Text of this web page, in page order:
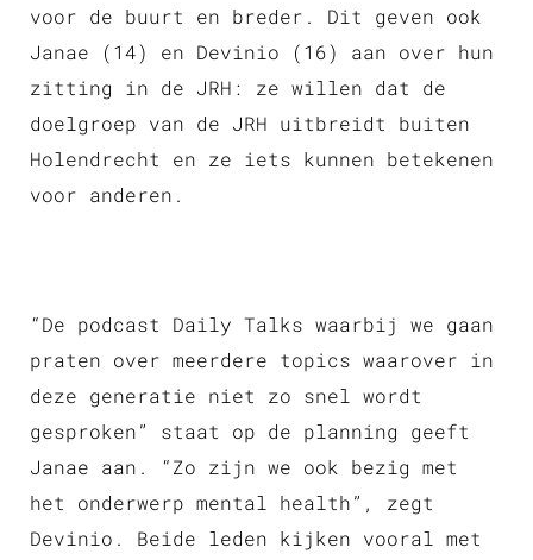
voor de buurt en breder. Dit geven ook
Janae (14) en Devinio (16) aan over hun
zitting in de JRH: ze willen dat de
doelgroep van de JRH uitbreidt buiten
Holendrecht en ze iets kunnen betekenen
voor anderen.
“De podcast Daily Talks waarbij we gaan
praten over meerdere topics waarover in
deze generatie niet zo snel wordt
gesproken” staat op de planning geeft
Janae aan. “Zo zijn we ook bezig met
het onderwerp mental health”, zegt
Devinio. Beide leden kijken vooral met